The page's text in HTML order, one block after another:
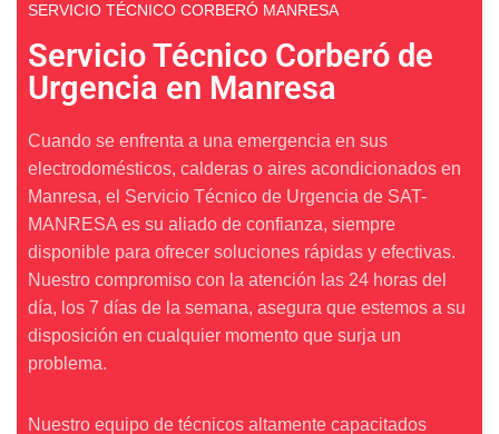
SERVICIO TÉCNICO CORBERÓ MANRESA
Servicio Técnico Corberó de
Urgencia en Manresa
Cuando se enfrenta a una emergencia en sus
electrodomésticos, calderas o aires acondicionados en
Manresa, el Servicio Técnico de Urgencia de SAT-
MANRESA es su aliado de confianza, siempre
disponible para ofrecer soluciones rápidas y efectivas.
Nuestro compromiso con la atención las 24 horas del
día, los 7 días de la semana, asegura que estemos a su
disposición en cualquier momento que surja un
problema.
Nuestro equipo de técnicos altamente capacitados